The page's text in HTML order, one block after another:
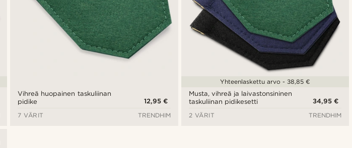
Vihreä huopainen taskuliinan
pidike
12,95 €
7 VÄRIT
TRENDHIM
Musta, vihreä ja laivastonsininen
taskuliinan pidikesetti
34,95 €
Yhteenlaskettu arvo - 38,85 €
2 VÄRIT TRENDHIM